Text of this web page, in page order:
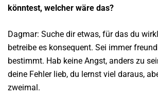
könntest, welcher wäre das?
Dagmar: Suche dir etwas, für das du
betreibe es konsequent. Sei immer
bestimmt. Hab keine Angst, anders zu
deine Fehler lieb, du lernst viel daraus,
zweimal.